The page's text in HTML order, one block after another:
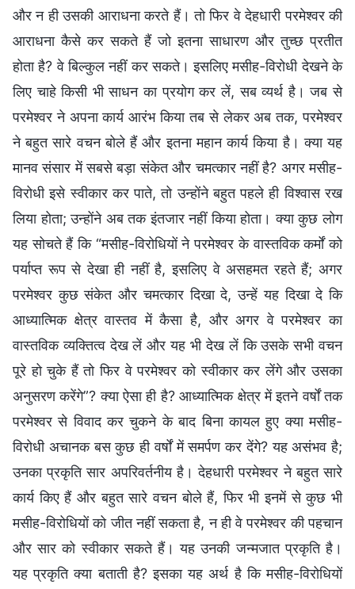
और न ही उसकी आराधना करते हैं। तो फिर वे देहधारी परमेश्वर की
आराधना कैसे कर सकते हैं जो इतना साधारण और तुच्छ प्रतीत
होता है? वे बिल्कुल नहीं कर सकते। इसलिए मसीह-विरोधी देखने के
लिए चाहे किसी भी साधन का प्रयोग कर लें, सब व्यर्थ है। जब से
परमेश्वर ने अपना कार्य आरंभ किया तब से लेकर अब तक, परमेश्वर
ने बहुत सारे वचन बोले हैं और इतना महान कार्य किया है। क्या यह
मानव संसार में सबसे बड़ा संकेत और चमत्कार नहीं है? अगर मसीह-
विरोधी इसे स्वीकार कर पाते, तो उन्होंने बहुत पहले ही विश्वास रख
लिया होता; उन्होंने अब तक इंतजार नहीं किया होता। क्या कुछ लोग
यह सोचते हैं कि “मसीह-विरोधियों ने परमेश्वर के वास्तविक कर्मों को
पर्याप्त रूप से देखा ही नहीं है, इसलिए वे असहमत रहते हैं; अगर
परमेश्वर कुछ संकेत और चमत्कार दिखा दे, उन्हें यह दिखा दे कि
आध्यात्मिक क्षेत्र वास्तव में कैसा है, और अगर वे परमेश्वर का
वास्तविक व्यक्तित्व देख लें और यह भी देख लें कि उसके सभी वचन
पूरे हो चुके हैं तो फिर वे परमेश्वर को स्वीकार कर लेंगे और उसका
अनुसरण करेंगे”? क्या ऐसा ही है? आध्यात्मिक क्षेत्र में इतने वर्षों तक
परमेश्वर से विवाद कर चुकने के बाद बिना कायल हुए क्या मसीह-
विरोधी अचानक बस कुछ ही वर्षों में समर्पण कर देंगे? यह असंभव है;
उनका प्रकृति सार अपरिवर्तनीय है। देहधारी परमेश्वर ने बहुत सारे
कार्य किए हैं और बहुत सारे वचन बोले हैं, फिर भी इनमें से कुछ भी
मसीह-विरोधियों को जीत नहीं सकता है, न ही वे परमेश्वर की पहचान
और सार को स्वीकार सकते हैं। यह उनकी जन्मजात प्रकृति है।
यह प्रकृति क्या बताती है? इसका यह अर्थ है कि मसीह-विरोधियों